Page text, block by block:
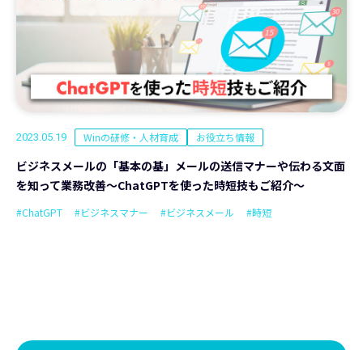
2023.05.19 Winの研修・人材育成 お役立ち情報
ビジネスメールの「基本の基」メールの送信マナーや伝わる文面
を知って業務改善～ChatGPTを使った時短技もご紹介～
#ChatGPT #ビジネスマナー #ビジネスメール #時短